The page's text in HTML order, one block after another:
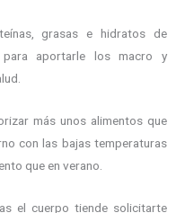
grasas e hidratos de
aportarle los macro y
más unos alimentos que
con las bajas temperaturas
que en verano.
el cuerpo tiende solicitarte